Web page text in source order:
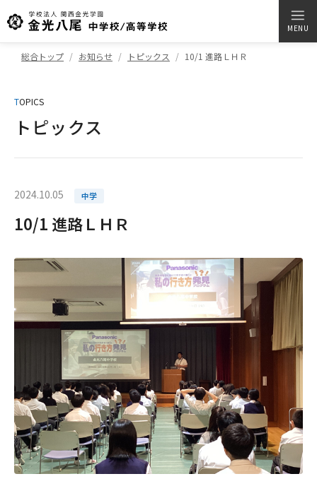
MENU
総合トップ お知らせ トピックス 10/1 進路ＬＨＲ
TOPICS
トピックス
2024.10.05 中学
10/1 進路ＬＨＲ